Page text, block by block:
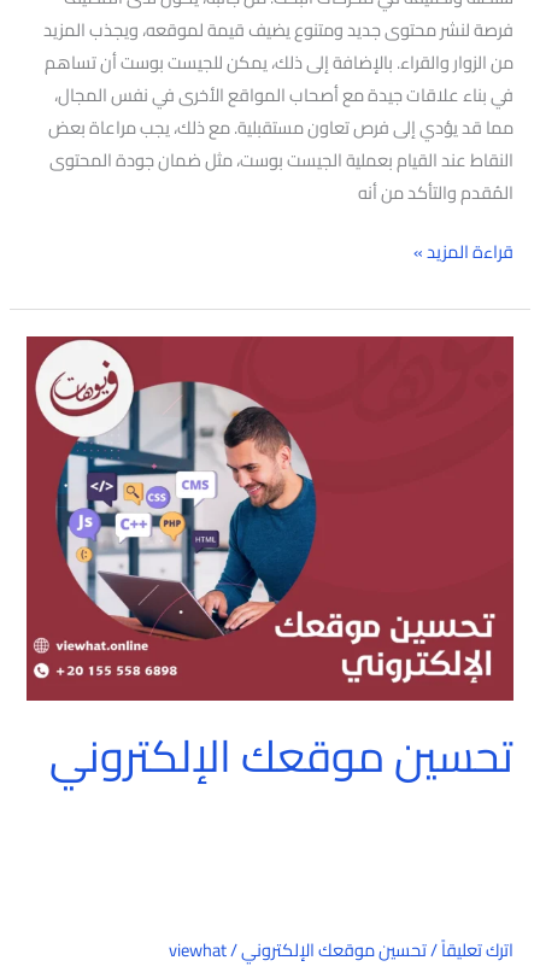
فرصة لنشر محتوى جديد ومتنوع يضيف قيمة لموقعه، ويجذب المزيد
من الزوار والقراء. بالإضافة إلى ذلك، يمكن للجيست بوست أن تساهم
في بناء علاقات جيدة مع أصحاب المواقع الأخرى في نفس المجال،
مما قد يؤدي إلى فرص تعاون مستقبلية. مع ذلك، يجب مراعاة بعض
النقاط عند القيام بعملية الجيست بوست، مثل ضمان جودة المحتوى
المُقدم والتأكد من أنه
قراءة المزيد »
تحسين موقعك الإلكتروني
اترك تعليقاً/تحسين موقعك الإلكتروني/
viewhat